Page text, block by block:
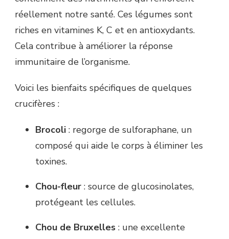
réellement notre santé. Ces légumes sont
riches en vitamines K, C et en antioxydants.
Cela contribue à améliorer la réponse
immunitaire de l’organisme.
Voici les bienfaits spécifiques de quelques
crucifères :
Brocoli : regorge de sulforaphane, un
composé qui aide le corps à éliminer les
toxines.
Chou-fleur : source de glucosinolates,
protégeant les cellules.
Chou de Bruxelles : une excellente